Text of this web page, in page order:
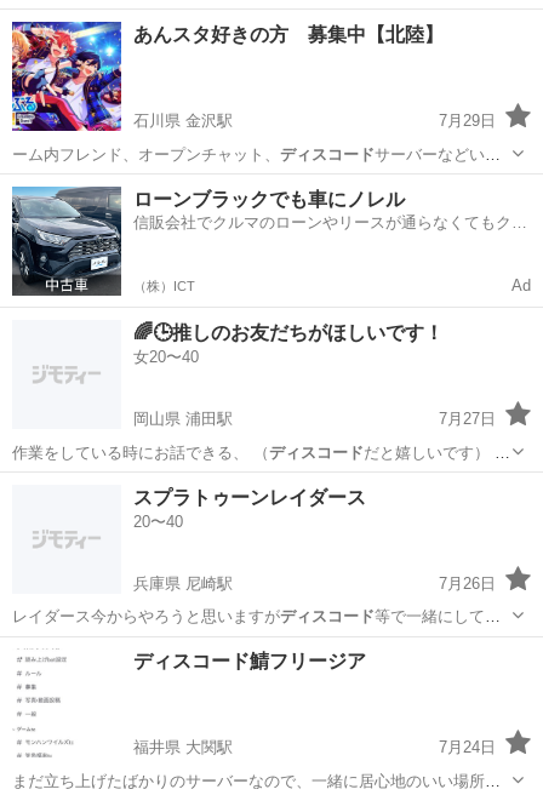
つけられるお仕事です！ 模型やプラモデルの作成など、 細かい作業が
得意な方、大歓迎です！ //////////////...
静岡 御殿場市 工場
あんスタ好きの方 募集中【北陸】
石川県 金沢駅
7月29日
ーム内フレンド、オープンチャット、 ディスコードサーバーなどいろ
いろ用意できればい…
石川 金沢市 金沢駅 アニメ オープンチャット
ローンブラックでも車にノレル
信販会社でクルマのローンやリースが通らなくてもクル
（株）ICT Ad
🌈🕒️推しのお友だちがほしいです！
女20〜40
岡山県 浦田駅
7月27日
作業をしている時にお話できる、 （ディスコードだと嬉しいです） 🌈
🕒️（特にヒー…
浦田駅
スプラトゥーンレイダース
20〜40
兵庫県 尼崎駅
7月26日
レイダース今からやろうと思いますがディスコード等で一緒にしてく
れる方おられません…
兵庫 ゲーム/アプリ
ディスコード鯖フリージア
福井県 大関駅
7月24日
まだ立ち上げたばかりのサーバーなので、一緒に居心地のいい場所を